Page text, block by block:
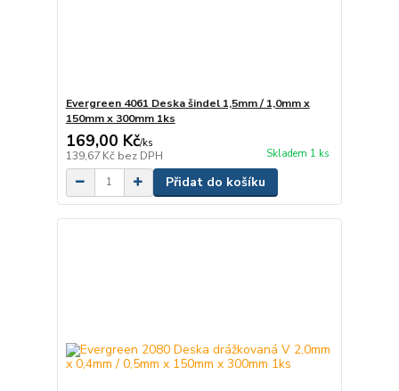
Evergreen 4061 Deska šindel 1,5mm / 1,0mm x
150mm x 300mm 1ks
169,00 Kč/ks
139,67 Kč bez DPH Skladem 1 ks
Přidat do košíku